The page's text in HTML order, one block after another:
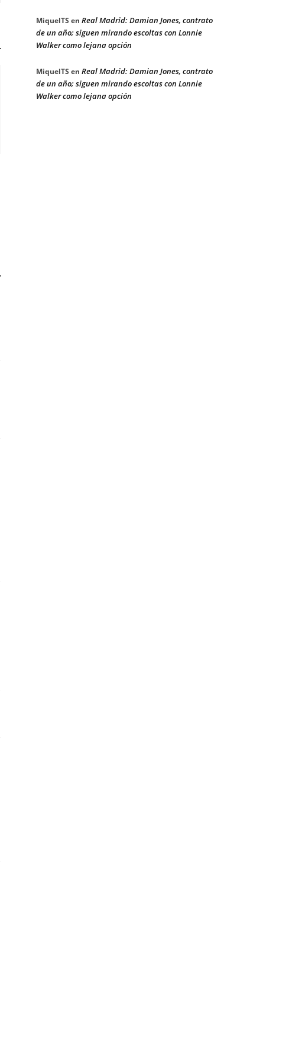
MiquelTS en Real Madrid: Damian Jones, contrato
de un año; siguen mirando escoltas con Lonnie
Walker como lejana opción
MiquelTS en Real Madrid: Damian Jones, contrato
de un año; siguen mirando escoltas con Lonnie
Walker como lejana opción